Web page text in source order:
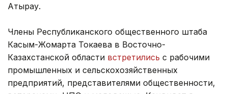
Атырау.
Члены Республиканского общественного штаба
Касым-Жомарта Токаева в Восточно-
Казахстанской области встретились с рабочими
промышленных и сельскохозяйственных
предприятий, представителями общественности,